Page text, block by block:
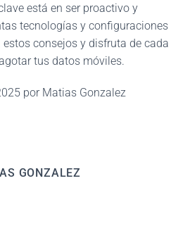
está en ser proactivo y
tecnologías y configuraciones
consejos y disfruta de cada
tus datos móviles.
por Matias Gonzalez
GONZALEZ